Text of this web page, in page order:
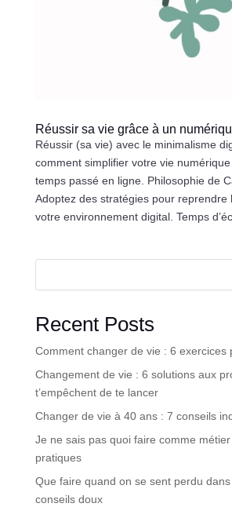
Réussir sa vie grâce à un
Réussir (sa vie) avec le minimalisme
comment simplifier votre vie
temps passé en ligne. Philosophie de
Adoptez des stratégies pour reprendre
votre environnement digital. Temps
Recent Posts
Comment changer de vie : 6 exercices
Changement de vie : 6 solutions aux
t’empêchent de te lancer
Changer de vie à 40 ans : 7 conseils
Je ne sais pas quoi faire comme
pratiques
Que faire quand on se sent perdu
conseils doux